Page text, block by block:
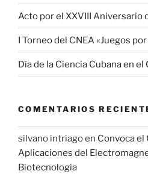
Acto por el XXVIII Aniversario
I Torneo del CNEA «Juegos
Día de la Ciencia Cubana en el
COMENTARIOS
silvano intriagoen Convoca el
Aplicaciones del
Biotecnología